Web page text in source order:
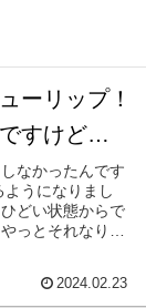
ーリップ！
すけど…
なかったんです
うになりまし
どい状態からで
っとそれなりに
2024.02.23